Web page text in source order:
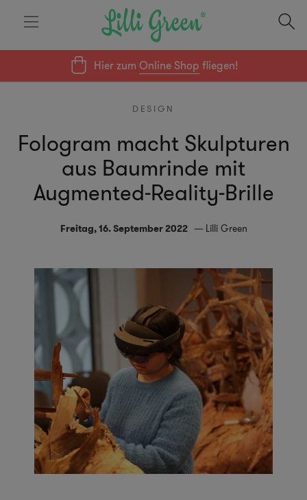
Hier zumOnline Shop fliegen!
DESIGN
Fologram macht Skulpturen
aus Baumrinde mit
Augmented-Reality-Brille
Freitag, 16. September 2022 Lilli Green